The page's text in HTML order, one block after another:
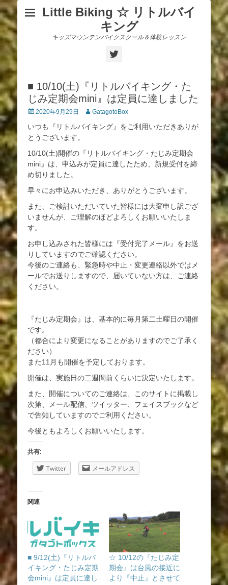
Little Biking ☆ リトルバイ
キング
キッズマウンテンバイクスクール＆体験レッスン
■ 10/10(土)『リトルバイキング・た
じみ定期会mini』は定員に達しました
投
日
2020年9月29日
投
者
GatagotoBox
いつも『リトルバイキング』をご利用いただきありが
とうございます。
10/10(土)開催の『リトルバイキング・たじみ定期会
mini』は、申込みが定員に達したため、新規受付を締
め切りました。
早々にお申込みいただき、ありがとうございます。
また、ご検討いただいていた皆様には大変申し訳ござ
いませんが、ご理解のほどよろしくお願いいたしま
す。
お申し込みされた皆様には『受付完了メール』をお送
りしていますのでご確認ください。
今後のご連絡も、緊急時や中止・変更連絡以外ではメ
ールでお送りしますので、届いていない方は、ご連絡
ください。
『たじみ定期会』は、基本的に毎月第二土曜日の開催
です。
（都合により変更になることがありますのでご了承く
ださい）
また11月も開催を予定しております。
開催は、実施日の二週間前くらいに決定いたします。
また、開催についてのご連絡は、このサイトに掲載し
次第、メール配信、ツイッター、フェイスブックなど
で告知していますのでご利用ください。
今後ともよろしくお願いいたします。
共有:
Twitter メールアドレス
関連
■ 9/12(土)『リトルバ
イキング・たじみ定期
会mini』は定員に達し
☆ 10/12の『たじみ定
期会』は台風の接近に
より『中止』とさせて